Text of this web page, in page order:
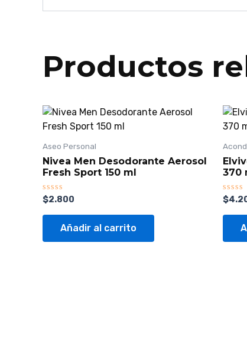
Productos
Aseo Personal
Nivea Men Desodorante Aerosol
Fresh Sport 150 ml
Valorado
con
0
$2.800
Añadir al carrito
370
con
0
$